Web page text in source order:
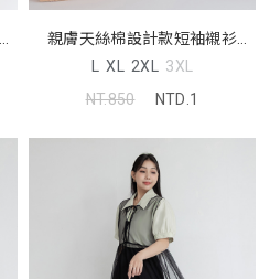
親膚天絲棉設計款短袖襯衫
MISS
L XL 2XL 3XL
NT.850
NTD.1